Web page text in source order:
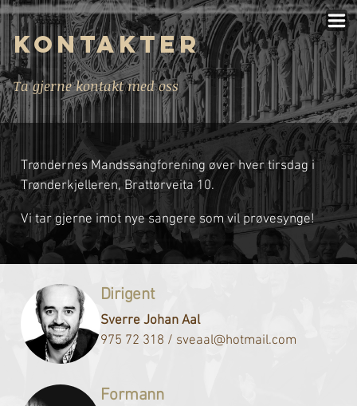
Kontakter
Ta gjerne kontakt med oss
Trøndernes Mandssangforening øver hver tirsdag i
Trønderkjelleren, Brattørveita 10.
Vi tar gjerne imot nye sangere som vil prøvesynge!
Dirigent
Sverre Johan Aal
975 72 318 / sveaal@hotmail.com
Formann